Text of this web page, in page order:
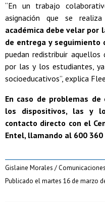
“En un trabajo
asignación que se
académica debe velar
de entrega y seguimiento
puedan redistribuir
por las y los estudiantes,
socioeducativos”, explica
En caso de problemas
los dispositivos, las y
contacto directo con el
Entel, llamando al 600 360
Gislaine Morales /
Publicado el martes 16 de marzo